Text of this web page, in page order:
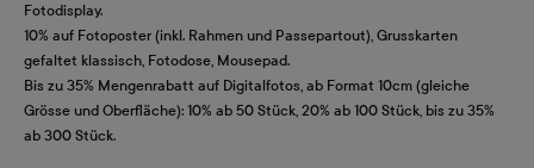
Fotodisplay.
10% auf Fotoposter (inkl. Rahmen und Passepartout), Grusskarten
gefaltet klassisch, Fotodose, Mousepad.
Bis zu 35% Mengenrabatt auf Digitalfotos, ab Format 10cm (gleiche
Grösse und Oberfläche): 10% ab 50 Stück, 20% ab 100 Stück, bis zu 35%
ab 300 Stück.